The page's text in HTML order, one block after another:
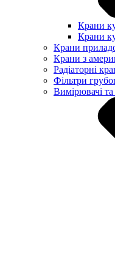
Крани
Крани
Крани
Крани з
Радіаторні
Фільтри
Вимірювачі